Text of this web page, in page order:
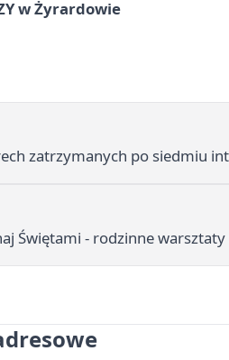
w Żyrardowie
zatrzymanych po siedmiu
Świętami - rodzinne